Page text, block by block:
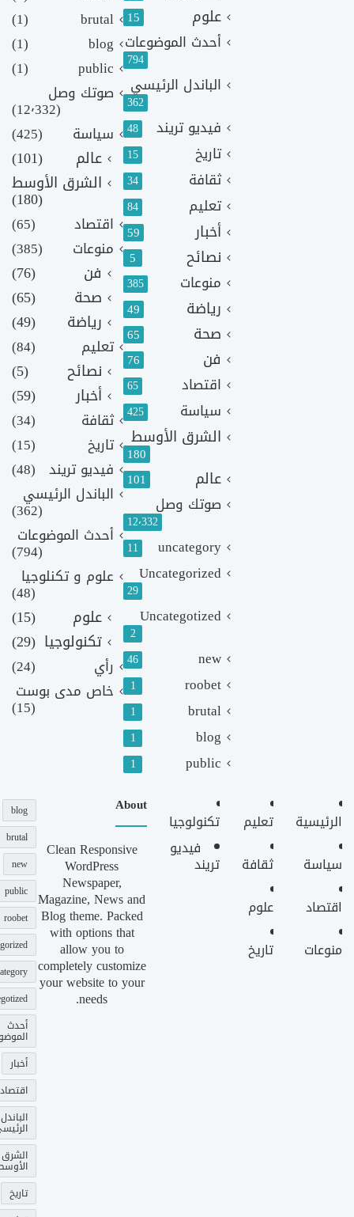
علوم 15
أحدث الموضوعات
794
الباندل الرئيسي
362
فيديو تريند 48
تاريخ 15
ثقافة 34
تعليم 84
أخبار 59
نصائح 5
منوعات 385
رياضة 49
صحة 65
فن 76
اقتصاد 65
سياسة 425
الشرق الأوسط
180
عالم 101
صوتك وصل
12٬332
uncategory
11
Uncategorized
29
Uncategotized
2
new
46
roobet
1
brutal
1
blog
1
public
1
brutal
(1)
blog
(1)
public
(1)
صوتك وصل
(12٬332)
سياسة
(425)
عالم
(101)
الشرق الأوسط
(180)
اقتصاد
(65)
منوعات
(385)
فن
(76)
صحة
(65)
رياضة
(49)
تعليم (84)
نصائح
(5)
أخبار
(59)
ثقافة
(34)
تاريخ
(15)
فيديو تريند (48)
الباندل الرئيسي
(362)
أحدث الموضوعات
(794)
علوم و تكنلوجيا
(48)
علوم
(15)
تكنولوجيا (29)
رأي
(24)
خاص مدى بوست
(15)
الرئيسية
سياسة
اقتصاد
منوعات
تعليم
ثقافة
علوم
تاريخ
تكنولوجيا
فيديو
تريند
About
Clean Responsive
WordPress
Newspaper,
Magazine, News and
Blog theme. Packed
with options that
allow you to
completely customize
your website to your
needs.
blog
brutal
new
public
roobet
أحدث
أخبار
اقتصاد
الباندل
الشرق
تاريخ